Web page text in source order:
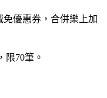
免優惠券，合併樂上加
限70筆。